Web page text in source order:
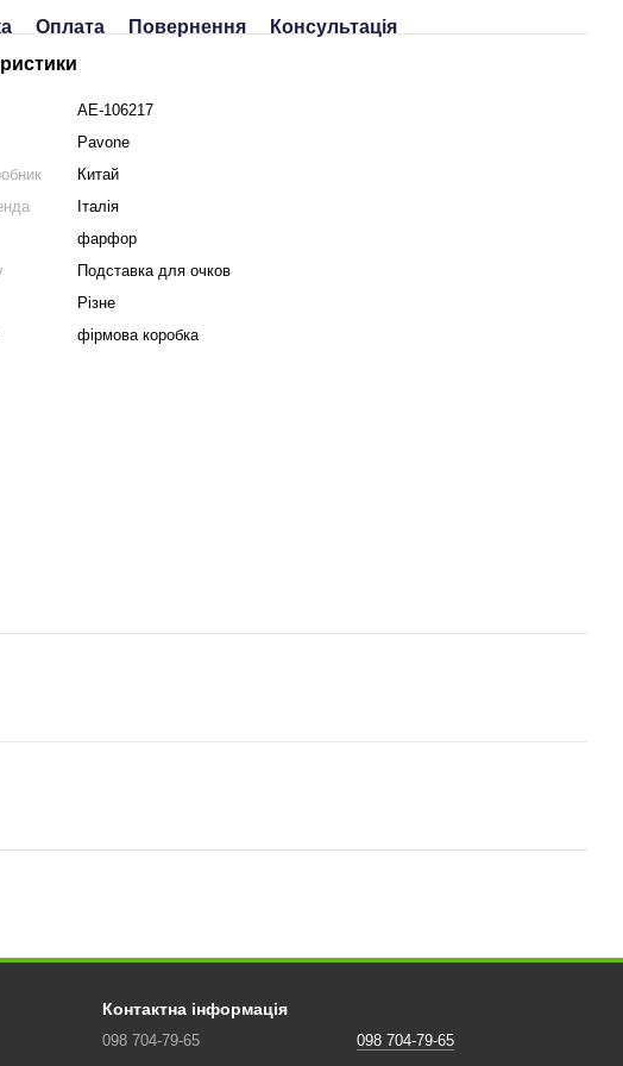
Оплата Повернення
Консультація
AE-106217
Pavone
Китай
Італія
фарфор
Подставка для очков
Різне
фірмова коробка
Контактна інформація
098 704-79-65
098 704-79-65